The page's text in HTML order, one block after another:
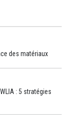
des matériaux
: 5 stratégies